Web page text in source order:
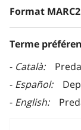
Format
Terme
Català
Español
English